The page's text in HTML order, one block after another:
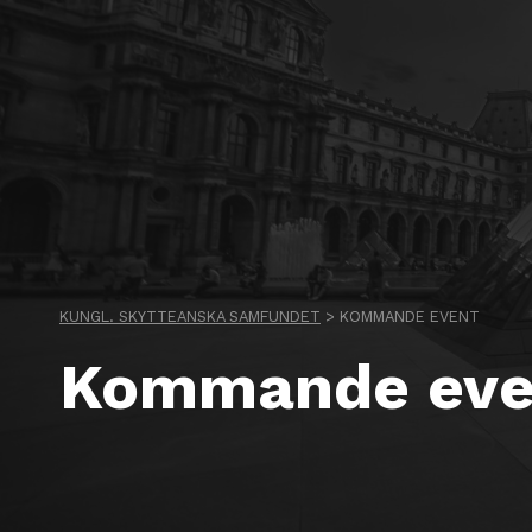
KUNGL. SKYTTEANSKA SAMFUNDET > KOMMANDE EVENT
Kommande